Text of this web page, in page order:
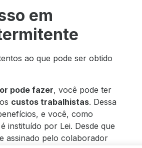
em
ao que pode ser obtido
pode fazer, você pode ter
custos trabalhistas. Dessa
e você, como
instituído por Lei. Desde que
assinado pelo colaborador